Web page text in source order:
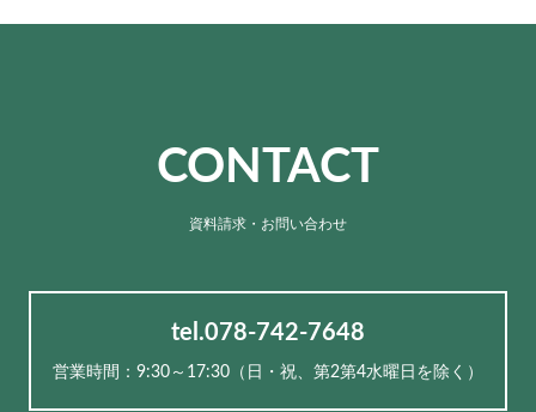
CONTACT
資料請求・お問い合わせ
tel.078-742-7648
営業時間：9:30～17:30（⽇・祝、第2第4水曜日を除く）